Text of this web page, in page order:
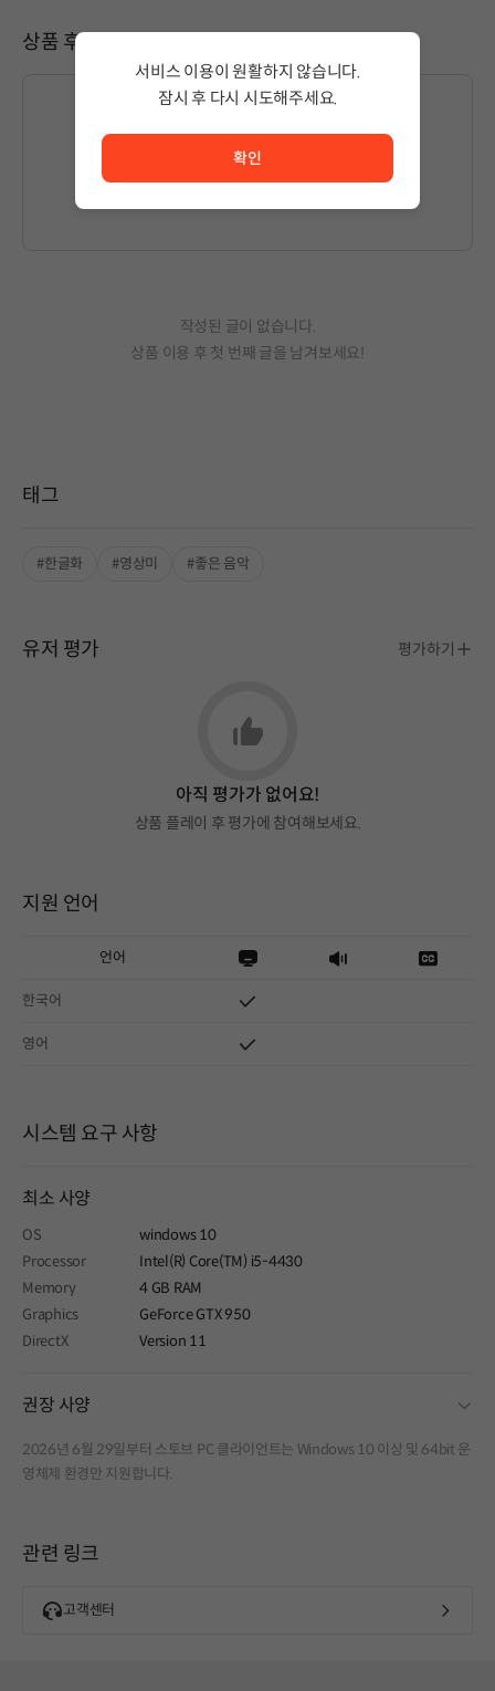
상품 후기
글을 작성하시려면로그인
작성된 글이 없습니다.
상품 이용 후 첫 번째 글을 남겨보세요!
태그
#한글화 #영상미 #좋은 음악
유저 평가 평가하기
아직 평가가 없어요!
상품 플레이 후 평가에 참여해보세요.
지원 언어
언어
한국어
영어
시스템 요구 사항
최소 사양
OS
windows 10
Processor
Intel(R) Core(TM) i5-4430
Memory
4 GB RAM
Graphics
GeForce GTX 950
DirectX
Version 11
권장 사양
2026년 6월 29일부터 스토브 PC 클라이언트는 Windows 10 이상 및 64bit 운
영체제 환경만 지원합니다.
관련 링크
고객센터
서비스 이용이 원활하지 않습니다.
잠시 후 다시 시도해주세요.
확인